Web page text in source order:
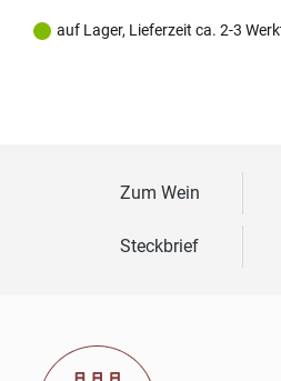
auf Lager, Lieferzeit ca. 2-3
Zum Wein
Steckbrief